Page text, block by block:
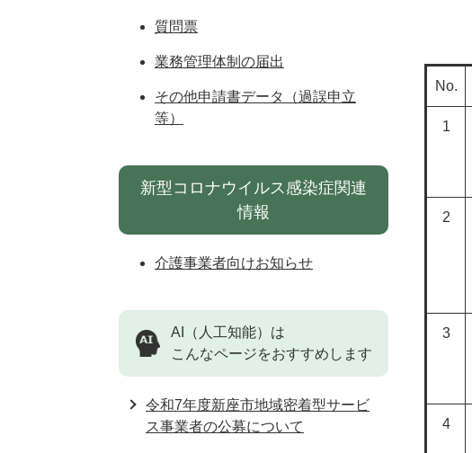
No.
1
2
3
4
質問票
業務管理体制の届出
その他申請書データ（過誤申立
等）
新型コロナウイルス感染症関連
情報
介護事業者向けお知らせ
AI（人工知能）は
こんなページをおすすめします
令和7年度新座市地域密着型サービ
ス事業者の公募について